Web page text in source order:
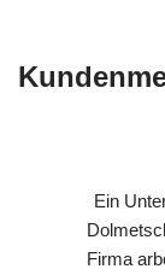
Ein
Firma